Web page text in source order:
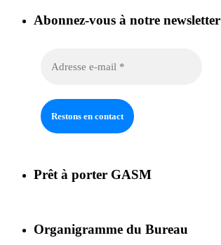
Abonnez-vous à notre newsletter
Prêt à porter GASM
Organigramme du Bureau